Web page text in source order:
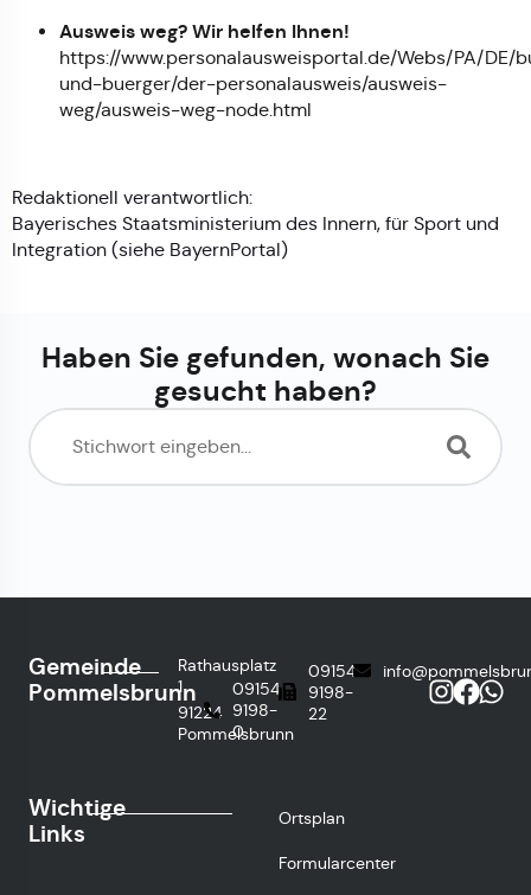
Ausweis weg? Wir helfen Ihnen!
https://www.personalausweisportal.de/Webs/PA/DE/
und-buerger/der-personalausweis/ausweis-
weg/ausweis-weg-node.html
Redaktionell verantwortlich:
Bayerisches Staatsministerium des Innern, für Sport und
Integration (siehe BayernPortal)
Haben Sie gefunden, wonach Sie
gesucht haben?
Gemeinde
Pommelsbrunn
Rathausplatz
1
91224
Pommelsbrunn
09154
9198-
0
09154
9198-
22
Wichtige
Links
Ortsplan
Formularcenter